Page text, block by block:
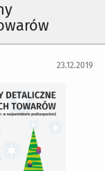
23.12.2019